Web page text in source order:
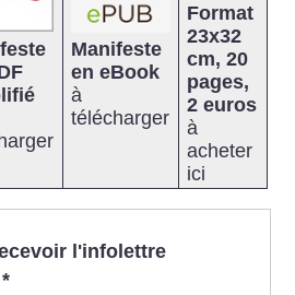
Manifeste
en eBook
à
télécharger
Format
23x32
cm, 20
pages,
2 euros
à
acheter
ici
l'infolettre
*